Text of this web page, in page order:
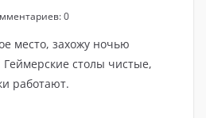
0
место, захожу ночью
Геймерские столы чистые,
работают.